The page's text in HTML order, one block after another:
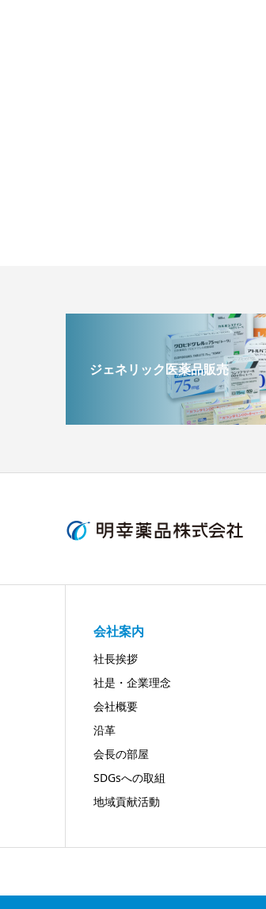
ジェネリック医薬品販売
会社案内
社長挨拶
社是・企業理念
会社概要
沿革
会長の部屋
SDGsへの取組
地域貢献活動